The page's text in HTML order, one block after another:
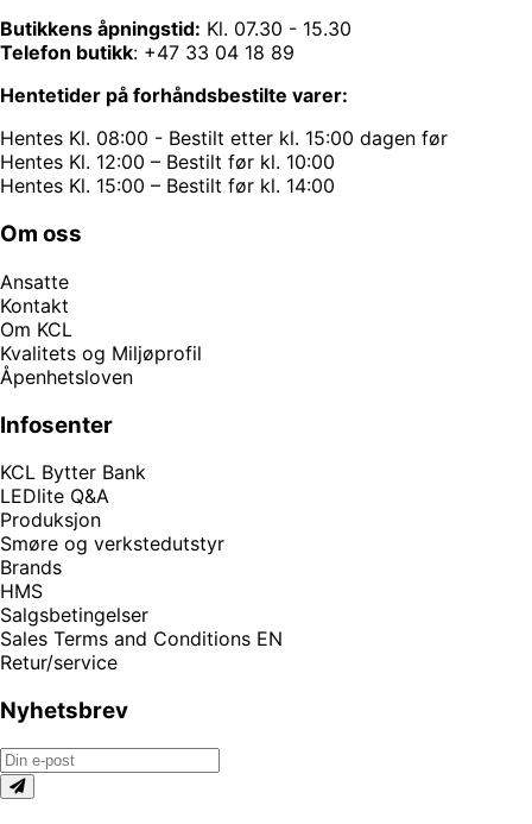
Butikkens åpningstid: Kl. 07.30 - 15.30
Telefon butikk: +47 33 04 18 89
Hentetider på forhåndsbestilte varer:
Hentes Kl. 08:00 - Bestilt etter kl. 15:00 dagen før
Hentes Kl. 12:00 – Bestilt før kl. 10:00
Hentes Kl. 15:00 – Bestilt før kl. 14:00
Om oss
Ansatte
Kontakt
Om KCL
Kvalitets og Miljøprofil
Åpenhetsloven
Infosenter
KCL Bytter Bank
LEDlite Q&A
Produksjon
Smøre og verkstedutstyr
Brands
HMS
Salgsbetingelser
Sales Terms and Conditions EN
Retur/service
Nyhetsbrev